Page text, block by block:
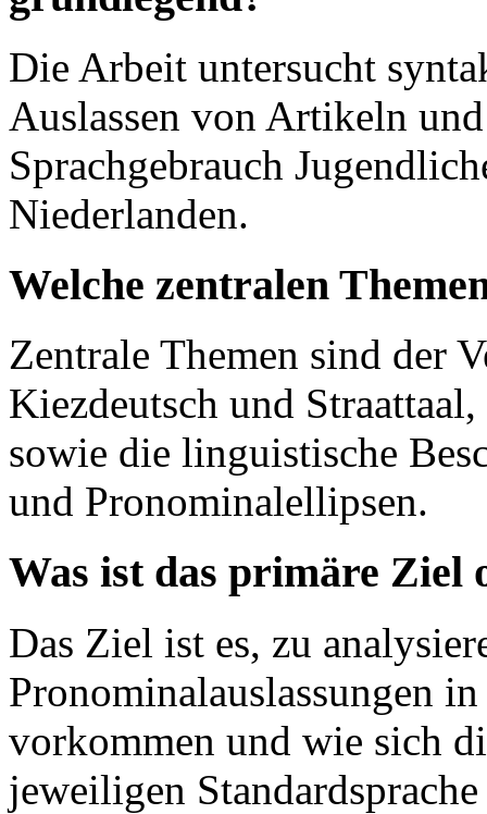
Die Arbeit untersucht
Auslassen von Artikeln
Sprachgebrauch
Niederlanden.
Welche zentralen
Zentrale Themen sind der
Kiezdeutsch und
sowie die linguistische
und Pronominalellipsen.
Was ist das primäre Ziel
Das Ziel ist es, zu
Pronominalauslassungen
vorkommen und wie sich
jeweiligen